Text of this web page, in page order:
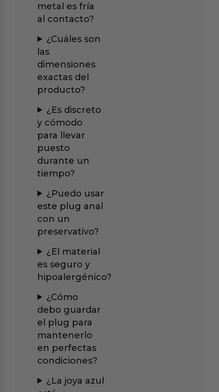
metal es fría
al contacto?
¿Cuáles son
las
dimensiones
exactas del
producto?
¿Es discreto
y cómodo
para llevar
puesto
durante un
tiempo?
¿Puedo usar
este plug anal
con un
preservativo?
¿El material
es seguro y
hipoalergénico?
¿Cómo
debo guardar
el plug para
mantenerlo
en perfectas
condiciones?
¿La joya azul